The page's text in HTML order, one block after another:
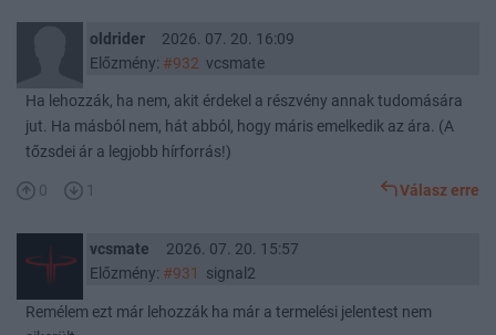
oldrider
2026. 07. 20. 16:09
Előzmény: #932 vcsmate
Ha lehozzák, ha nem, akit érdekel a részvény annak tudomására
jut. Ha másból nem, hát abból, hogy máris emelkedik az ára. (A
tőzsdei ár a legjobb hírforrás!)
0 1 Válasz erre
vcsmate
2026. 07. 20. 15:57
Előzmény: #931 signal2
Remélem ezt már lehozzák ha már a termelési jelentest nem